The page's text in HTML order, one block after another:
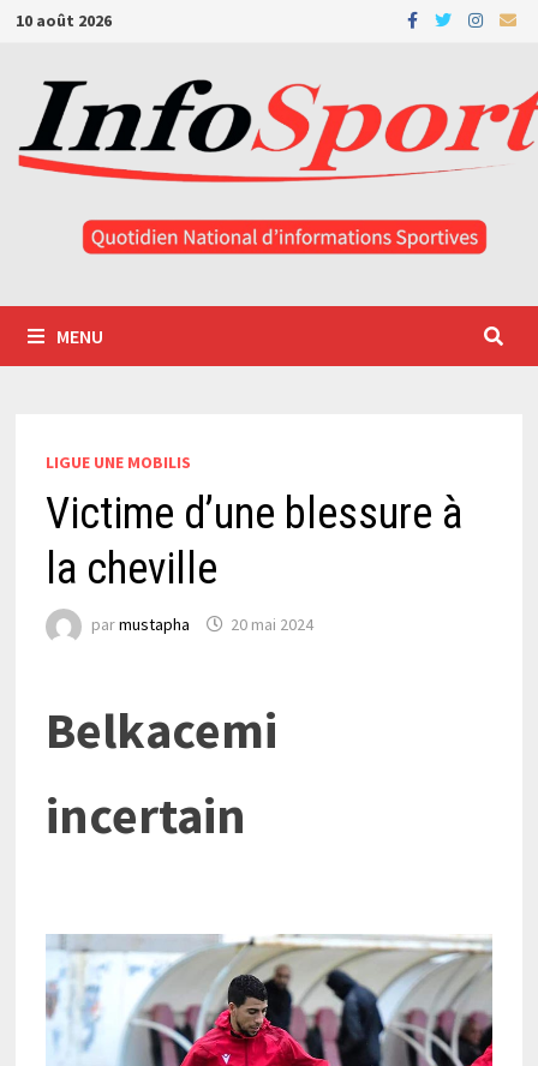
Passer
contenu
10 août 2026
MENU
LIGUE UNE MOBILIS
Victime d’une blessure à
la cheville
parmustapha 20 mai 2024
Belkacemi
incertain